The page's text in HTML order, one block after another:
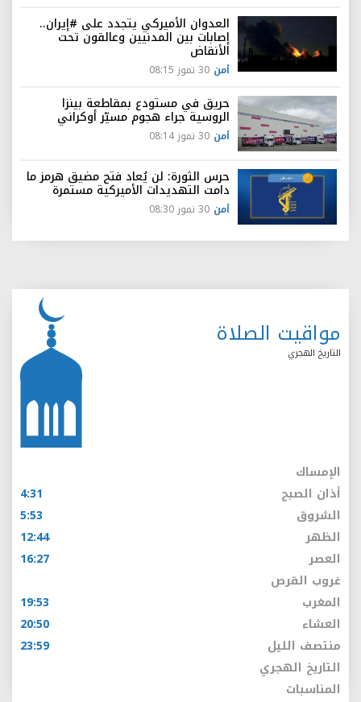
العدوان الأميركي يتجدد على #إيران..
إصابات بين المدنيين وعالقون تحت
الأنقاض
أمن 30 تموز 08:15
حريق في مستودع بمقاطعة بينزا
الروسية جراء هجوم مسيّر أوكراني
أمن 30 تموز 08:14
حرس الثورة: لن يُعاد فتح مضيق هرمز ما
دامت التهديدات الأميركية مستمرة
أمن 30 تموز 08:30
مواقيت الصلاة
التاريخ الهجري
الإمساك
أذان الصبح
4:31
الشروق
5:53
الظهر
12:44
العصر
16:27
غروب القرص
المغرب
19:53
العشاء
20:50
منتصف الليل
23:59
التاريخ الهجري
المناسبات